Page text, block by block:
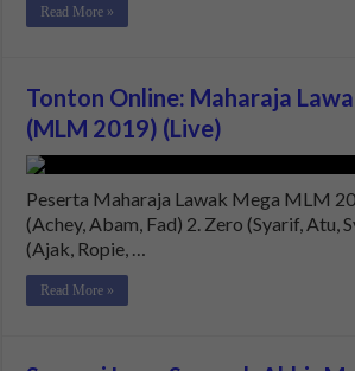
Read More »
Tonton Online: Maharaja
(MLM 2019) (Live)
Peserta Maharaja Lawak Mega MLM
(Achey, Abam, Fad) 2. Zero (Syarif, Atu,
(Ajak, Ropie, …
Read More »